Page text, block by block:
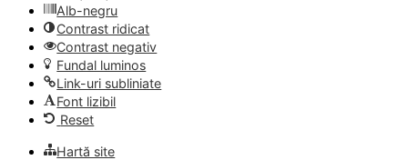
Alb-negru
Contrast ridicat
Contrast negativ
Fundal luminos
Link-uri subliniate
Font lizibil
Reset
Hartă site